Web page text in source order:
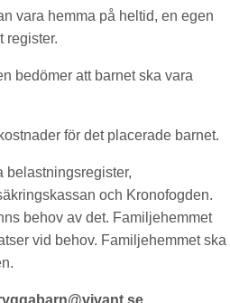
vara hemma på heltid, en egen
register.
bedömer att barnet ska vara
för det placerade barnet.
belastningsregister,
och Kronofogden.
behov av det. Familjehemmet
vid behov. Familjehemmet ska